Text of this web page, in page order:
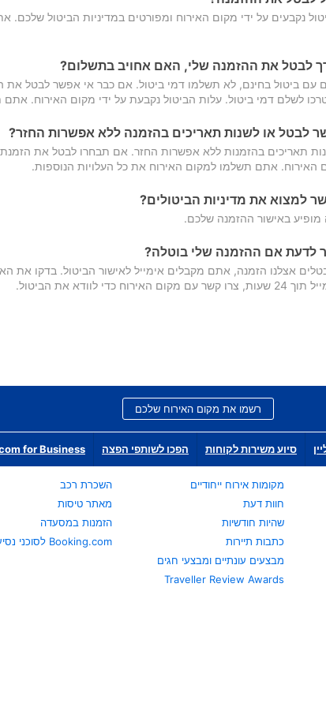
נקבעים על ידי מקום האירוח ומפורטים במדיניות הביטול
לבטל את ההזמנה שלי, האם אחויב בתשלום?
עם ביטול בחינם, לא תשלמו דמי ביטול. אם כבר אי אפשר לבטל את
לשלם דמי ביטול. עלות הביטול נקבעת על ידי מקום האירוח.
לבטל או לשנות תאריכים בהזמנה ללא אפשרות החזר?
תאריכים בהזמנות ללא אפשרות החזר. אם תבחרו לבטל את
האירוח. אתם תשלמו למקום האירוח את כל העלויות הנוספות.
למצוא את מדיניות הביטולים?
מופיע באישור ההזמנה שלכם.
לדעת אם ההזמנה שלי בוטלה?
אצלנו הזמנה, אתם מקבלים אימייל לאישור הביטול. בדקו את
כדי לוודא את הביטול.
רשמו את מקום האירוח שלכם
סיוע משירות לקוחות הפכו לשותפי הפצה for Business
מקומות אירוח ייחודיים
חוות דעת
שהיות חודשיות
כתבות תיירות
מבצעים עונתיים ומבצעי חגים
Traveller Review Awards
השכרת רכב
מאתר טיסות
הזמנות במסעדה
Booking.com לסוכני נסיעות